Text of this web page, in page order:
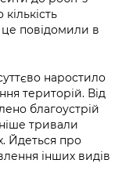
це повідомили в
наростило
територій. Від
благоустрій
тривали
Йдеться про
інших видів